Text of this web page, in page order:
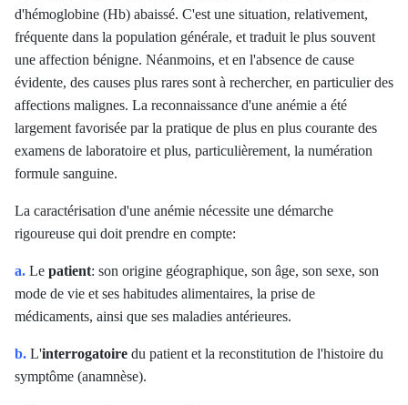
d'hémoglobine (Hb) abaissé. C'est une situation, relativement,
fréquente dans la population générale, et traduit le plus souvent
une affection bénigne. Néanmoins, et en l'absence de cause
évidente, des causes plus rares sont à rechercher, en particulier des
affections malignes. La reconnaissance d'une anémie a été
largement favorisée par la pratique de plus en plus courante des
examens de laboratoire et plus, particulièrement, la numération
formule sanguine.
La caractérisation d'une anémie nécessite une démarche
rigoureuse qui doit prendre en compte:
a. Le patient: son origine géographique, son âge, son sexe, son
mode de vie et ses habitudes alimentaires, la prise de
médicaments, ainsi que ses maladies antérieures.
b. L'interrogatoire du patient et la reconstitution de l'histoire du
symptôme (anamnèse).